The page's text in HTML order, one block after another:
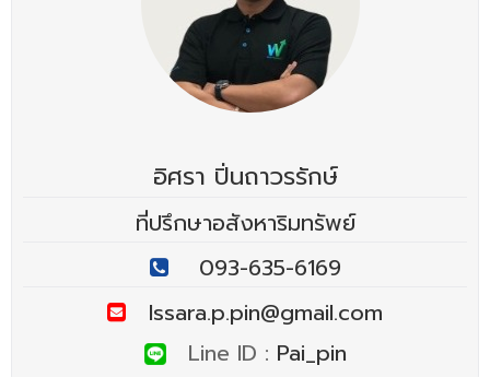
อิศรา ปิ่นถาวรรักษ์
ที่ปรึกษาอสังหาริมทรัพย์
093-635-6169
Issara.p.pin@gmail.com
Line ID : Pai_pin